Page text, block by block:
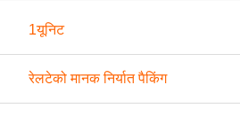
1यूनिट
रेलटेको मानक निर्यात पैकिंग